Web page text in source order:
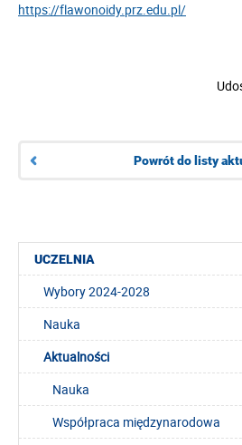
https://flawonoidy.prz.edu.pl/
Powrót do listy
UCZELNIA
Wybory 2024-2028
Nauka
Aktualności
Nauka
Współpraca międzynarodowa